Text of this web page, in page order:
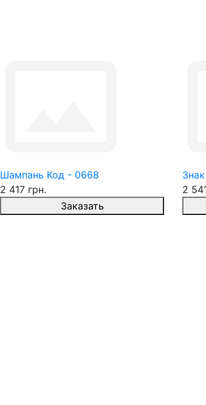
Шампань Код - 0668
2 417 грн.
Заказать
2